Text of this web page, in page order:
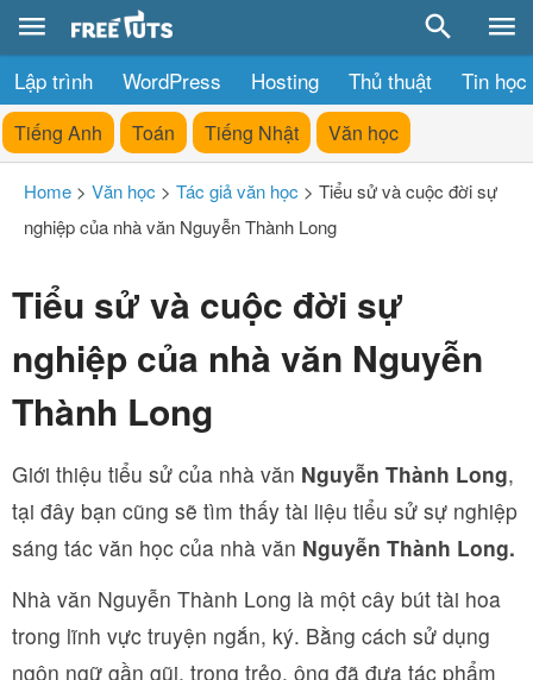
Lập trình WordPress Hosting Thủ thuật Tin học
Tiếng Anh Toán Tiếng Nhật Văn học
Home > Văn học > Tác giả văn học > Tiểu sử và cuộc đời sự
nghiệp của nhà văn Nguyễn Thành Long
Tiểu sử và cuộc đời sự
nghiệp của nhà văn Nguyễn
Thành Long
Giới thiệu tiểu sử của nhà văn Nguyễn Thành Long,
tại đây bạn cũng sẽ tìm thấy tài liệu tiểu sử sự nghiệp
sáng tác văn học của nhà văn Nguyễn Thành Long.
Nhà văn Nguyễn Thành Long là một cây bút tài hoa
trong lĩnh vực truyện ngắn, ký. Bằng cách sử dụng
ngôn ngữ gần gũi, trong trẻo, ông đã đưa tác phẩm